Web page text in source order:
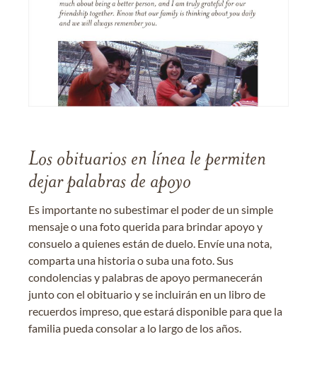
Los obituarios en línea le permiten
dejar palabras de apoyo
Es importante no subestimar el poder de un simple
mensaje o una foto querida para brindar apoyo y
consuelo a quienes están de duelo. Envíe una nota,
comparta una historia o suba una foto. Sus
condolencias y palabras de apoyo permanecerán
junto con el obituario y se incluirán en un libro de
recuerdos impreso, que estará disponible para que la
familia pueda consolar a lo largo de los años.